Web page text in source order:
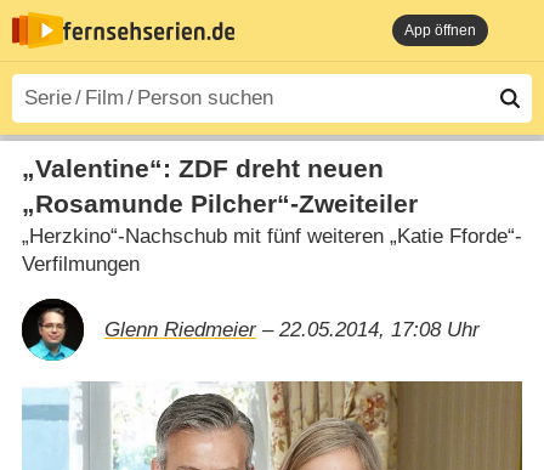
App öffnen
„Valentine“: ZDF dreht neuen
„Rosamunde Pilcher“-Zweiteiler
„Herzkino“-Nachschub mit fünf weiteren „Katie Fforde“-
Verfilmungen
Glenn Riedmeier– 22.05.2014, 17:08 Uhr